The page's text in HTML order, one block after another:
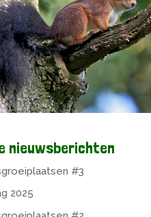
nieuwsberichten
#3
2025